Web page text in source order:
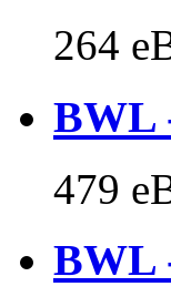
264
BWL
479
BWL